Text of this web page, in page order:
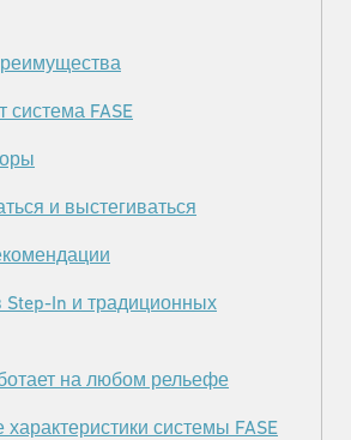
система FASE
и выстегиваться
Step-In и традиционных
на любом рельефе
характеристики системы FASE